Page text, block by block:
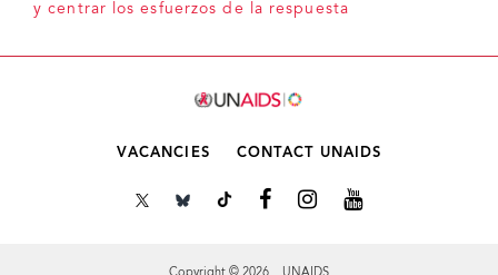
y centrar los esfuerzos de la respuesta
VACANCIES CONTACT UNAIDS